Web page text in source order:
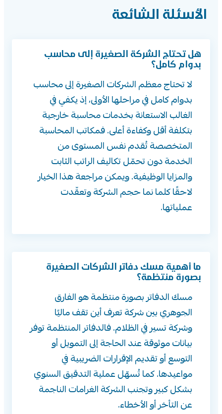
الأسئلة الشائعة
هل تحتاج الشركة الصغيرة إلى محاسب
بدوام كامل؟
لا تحتاج معظم الشركات الصغيرة إلى محاسب
بدوام كامل في مراحلها الأولى، إذ يكفي في
الغالب الاستعانة بخدمات محاسبة خارجية
بتكلفة أقل وكفاءة أعلى. فمكاتب المحاسبة
المتخصصة تُقدم نفس المستوى من
الخدمة دون تحمّل تكاليف الراتب الثابت
والمزايا الوظيفية. ويمكن مراجعة هذا الخيار
لاحقًا كلما نما حجم الشركة وتعقّدت
عملياتها.
ما أهمية مسك دفاتر الشركات الصغيرة
بصورة منتظمة؟
مسك الدفاتر بصورة منتظمة هو الفارق
الجوهري بين شركة تعرف أين تقف ماليًا
وشركة تسير في الظلام. فالدفاتر المنتظمة توفر
بيانات موثوقة عند الحاجة إلى التمويل أو
التوسع أو تقديم الإقرارات الضريبية في
مواعيدها. كما تُسهّل عملية التدقيق السنوي
بشكل كبير وتجنب الشركة الغرامات الناجمة
عن التأخر أو الأخطاء.